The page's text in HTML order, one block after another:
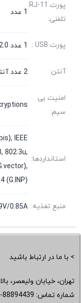
پورت RJ-11
تلفنی:
1 عدد
پورت USB : 1 عدد USB 2.0
آنتن: 2 عدد آنتن 4 دسیبل
امنیت بی
سیم:
استانداردها:
IEEE
802.3u,
(G.INP)
منبع تغذیه: 0.85A
> با ما در ارتباط باشید
تهران، خیابان ولیعصر،
شماره تماس: 88894439